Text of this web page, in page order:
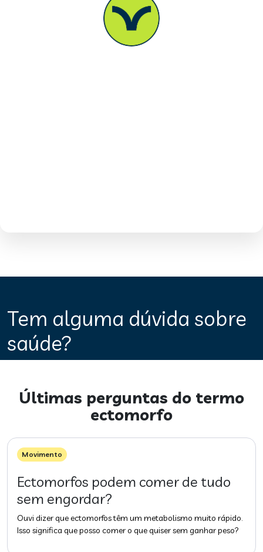
Tem alguma dúvida sobre
saúde?
Últimas perguntas do termo
ectomorfo
Movimento
Ectomorfos podem comer de tudo
sem engordar?
Ouvi dizer que ectomorfos têm um metabolismo muito rápido.
Isso significa que posso comer o que quiser sem ganhar peso?